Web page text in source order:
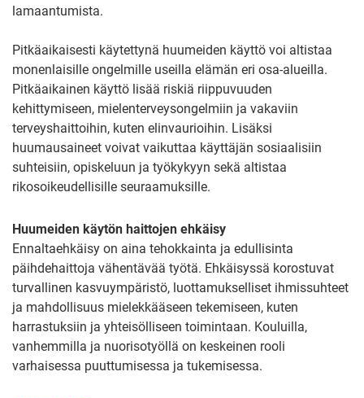
lamaantumista.
Pitkäaikaisesti käytettynä huumeiden käyttö voi altistaa
monenlaisille ongelmille useilla elämän eri osa-alueilla.
Pitkäaikainen käyttö lisää riskiä riippuvuuden
kehittymiseen, mielenterveysongelmiin ja vakaviin
terveyshaittoihin, kuten elinvaurioihin. Lisäksi
huumausaineet voivat vaikuttaa käyttäjän sosiaalisiin
suhteisiin, opiskeluun ja työkykyyn sekä altistaa
rikosoikeudellisille seuraamuksille.
Huumeiden käytön haittojen ehkäisy
Ennaltaehkäisy on aina tehokkainta ja edullisinta
päihdehaittoja vähentävää työtä. Ehkäisyssä korostuvat
turvallinen kasvuympäristö, luottamukselliset ihmissuhteet
ja mahdollisuus mielekkääseen tekemiseen, kuten
harrastuksiin ja yhteisölliseen toimintaan. Kouluilla,
vanhemmilla ja nuorisotyöllä on keskeinen rooli
varhaisessa puuttumisessa ja tukemisessa.